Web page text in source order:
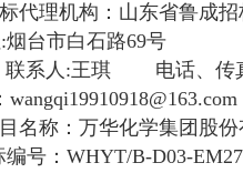
代理机构：山东省鲁成招
台市白石路69号
:王琪 电话、传真
名称：万华化学集团股
号：WHYT/B-D03-